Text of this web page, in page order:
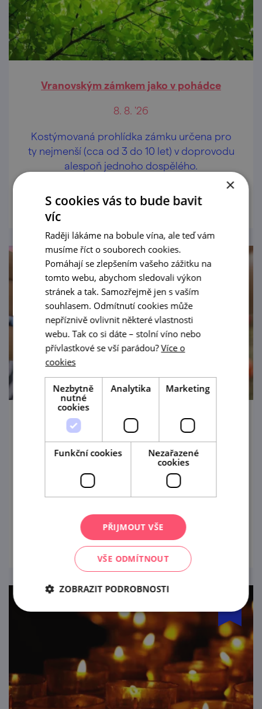
Vranovským zámkem jako v pohádce
8. 8. '26
Kostýmovaná prohlídka zámku určena pro
ty nejmenší (cca od 3 do 10 let) v doprovodu
alespoň jednoho dospělého.
Vranovským zámkem jako v pohádce
13. 8. '26
Kostýmovaná prohlídka zámku určena pro
ty nejmenší (cca od 3 do 10 let) v doprovodu
prohlédnout
×
S cookies vás to bude bavit
víc
Raději lákáme na bobule vína, ale teď vám
musíme říct o souborech cookies.
Pomáhají se zlepšením vašeho zážitku na
tomto webu, abychom sledovali výkon
stránek a tak. Samozřejmě jen s vaším
souhlasem. Odmítnutí cookies může
nepříznivě ovlivnit některé vlastnosti
webu. Tak co si dáte – stolní víno nebo
přívlastkové se vší parádou?Více o
cookies
Nezbytně
nutné
cookies
Analytika Marketing
Funkční cookies
Nezařazené
cookies
PŘIJMOUT VŠE
VŠE ODMÍTNOUT
ZOBRAZIT PODROBNOSTI